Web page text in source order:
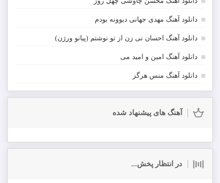
دانلود آهنگ مهدی جهانی دیوونه بودم
دانلود آهنگ احسان نی زن از تو نوشتم (پیانو ورژن)
دانلود آهنگ امین و امید می
دانلود آهنگ منس هرگز
آهنگ های پیشنهاد شده
در انتظار پخش...